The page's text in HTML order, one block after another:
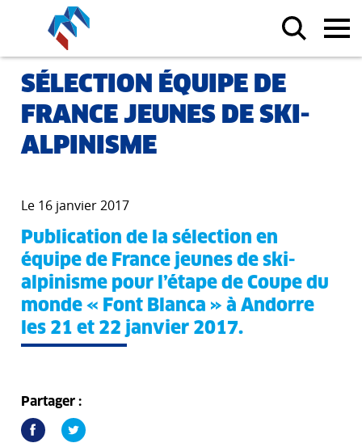
SÉLECTION ÉQUIPE DE
FRANCE JEUNES DE SKI-
ALPINISME
Le 16 janvier 2017
Publication de la sélection en
équipe de France jeunes de ski-
alpinisme pour l’étape de Coupe du
monde « Font Blanca » à Andorre
les 21 et 22 janvier 2017.
Partager :